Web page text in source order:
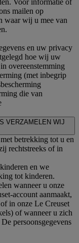
mailen op
waar wij u mee van
en uw privacy
hoe wij uw
overeenstemming
(met inbegrip
die van
VERZAMELEN WIJ
betrekking tot u en
rechtstreeks of in
en we
tot kinderen.
wanneer u onze
account aanmaakt,
in onze Le Creuset
of wanneer u zich
persoonsgegevens